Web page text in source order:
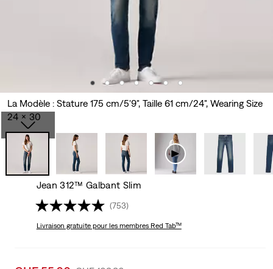
La Modèle : Stature 175 cm/5'9", Taille 61 cm/24", Wearing Size
24 x 30
Jean 312™ Galbant Slim
(753)
Livraison gratuitepour les membres Red Tab™